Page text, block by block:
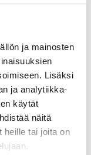
ja mainosten
Lisäksi
ja analytiikka-
käytät
näitä
heille tai joita on
kuljetusten
aiottu